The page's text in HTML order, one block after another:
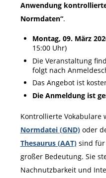
Anwendung
Normdaten“.
Montag, 09. März
15:00 Uhr)
Die Veranstaltung
folgt nach
Das Angebot ist
Die Anmeldung ist
Kontrollierte Vokabulare
Normdatei (GND)oder
Thesaurus (AAT)sind für
großer Bedeutung. Sie
Nachnutzbarkeit und